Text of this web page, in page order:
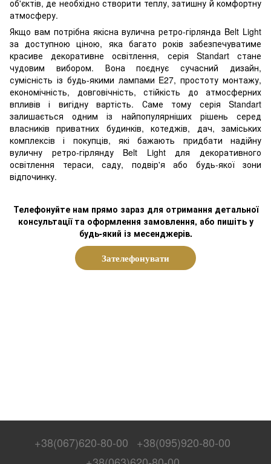
об'єктів, де необхідно створити теплу, затишну й комфортну
атмосферу.
Якщо вам потрібна якісна вулична ретро-гірлянда Belt Light
за доступною ціною, яка багато років забезпечуватиме
красиве декоративне освітлення, серія Standart стане
чудовим вибором. Вона поєднує сучасний дизайн,
сумісність із будь-якими лампами E27, простоту монтажу,
економічність, довговічність, стійкість до атмосферних
впливів і вигідну вартість. Саме тому серія Standart
залишається одним із найпопулярніших рішень серед
власників приватних будинків, котеджів, дач, заміських
комплексів і покупців, які бажають придбати надійну
вуличну ретро-гірлянду Belt Light для декоративного
освітлення тераси, саду, подвір'я або будь-якої зони
відпочинку.
Телефонуйте нам прямо зараз для отримання детальної
консультації та оформлення замовлення, або пишіть у
будь-який із месенджерів.
Зателефонувати
+38(067)620-80-00
+38(095)920-80-00